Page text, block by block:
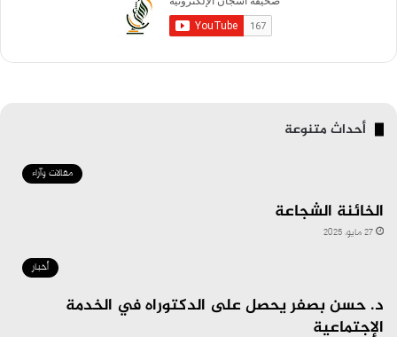
أحداث متنوعة
مقالات وآراء
الخائنة الشجاعة
27 مايو، 2025
أخبار
د. حسن بصفر يحصل على الدكتوراه في الخدمة
الإجتماعية